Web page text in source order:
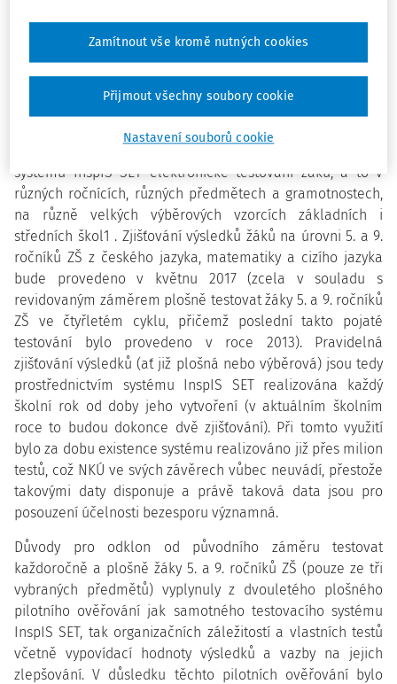
a komplexní zpětnou vazbu z pohledu výsledků
vzdělávání, a že tudíž finanční prostředky na vývoj
testovacího systému InspIS SET nebyly vynaloženy účelně.
Již od roku 2014 (po dvou celoplošných generálních
zkouškách ověřování výsledků žáků na úrovni 5. a 9.
ročníků ZŠ v letech 2012 a 2013) realizuje Česká školní
systému InspIS SET elektronické testování žáků, a to v
různých ročnících, různých předmětech a gramotnostech,
na různě velkých výběrových vzorcích základních i
středních škol1 . Zjišťování výsledků žáků na úrovni 5. a 9.
ročníků ZŠ z českého jazyka, matematiky a cizího jazyka
bude provedeno v květnu 2017 (zcela v souladu s
revidovaným záměrem plošně testovat žáky 5. a 9. ročníků
ZŠ ve čtyřletém cyklu, přičemž poslední takto pojaté
testování bylo provedeno v roce 2013). Pravidelná
zjišťování výsledků (ať již plošná nebo výběrová) jsou tedy
prostřednictvím systému InspIS SET realizována každý
školní rok od doby jeho vytvoření (v aktuálním školním
roce to budou dokonce dvě zjišťování). Při tomto využití
bylo za dobu existence systému realizováno již přes milion
testů, což NKÚ ve svých závěrech vůbec neuvádí, přestože
takovými daty disponuje a právě taková data jsou pro
posouzení účelnosti bezesporu významná.
Důvody pro odklon od původního záměru testovat
každoročně a plošně žáky 5. a 9. ročníků ZŠ (pouze ze tři
vybraných předmětů) vyplynuly z dvouletého plošného
pilotního ověřování jak samotného testovacího systému
InspIS SET, tak organizačních záležitostí a vlastních testů
včetně vypovídací hodnoty výsledků a vazby na jejich
zlepšování. V důsledku těchto pilotních ověřování bylo
Nastavení souborů cookie
Zamítnout vše kromě nutných cookies
Přijmout všechny soubory cookie